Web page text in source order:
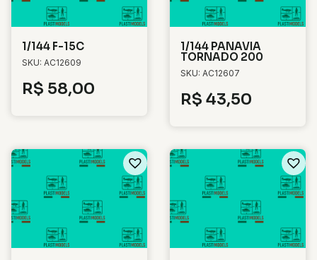
1/144 F-15C
SKU: AC12609
R$ 58,00
1/144 PANAVIA
TORNADO 200
SKU: AC12607
R$ 43,50